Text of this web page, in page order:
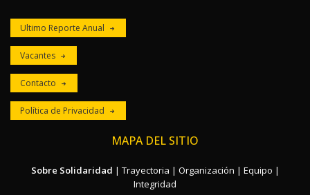
Ultimo Reporte Anual
Vacantes
Contacto
Política de Privacidad
MAPA DEL SITIO
Sobre Solidaridad | Trayectoria | Organización | Equipo |
Integridad